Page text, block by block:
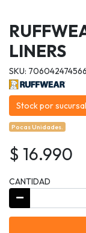
LINERS
SKU:
Stock por sucursal
Pocas Unidades.
$ 16.990
CANTIDAD